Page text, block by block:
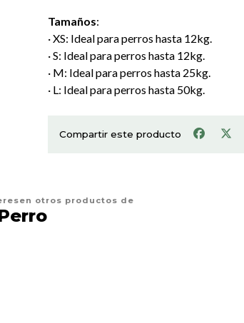
Tamaños:
· XS: Ideal para perros hasta 12kg.
· S: Ideal para perros hasta 12kg.
· M: Ideal para perros hasta 25kg.
· L: Ideal para perros hasta 50kg.
Compartir este producto
otros productos de